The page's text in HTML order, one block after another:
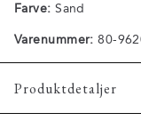
Farve: Sand
Varenummer: 80-
Produktdetaljer